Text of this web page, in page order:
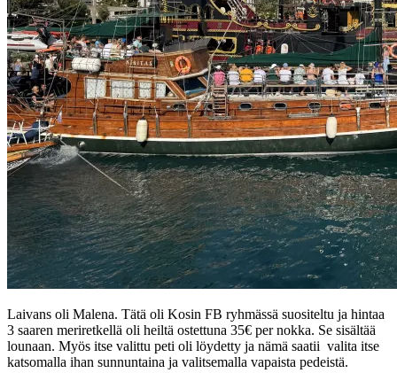
Laivans oli Malena. Tätä oli Kosin FB ryhmässä suositeltu ja hintaa
3 saaren meriretkellä oli heiltä ostettuna 35€ per nokka. Se sisältää
lounaan. Myös itse valittu peti oli löydetty ja nämä saatii valita itse
katsomalla ihan sunnuntaina ja valitsemalla vapaista pedeistä.